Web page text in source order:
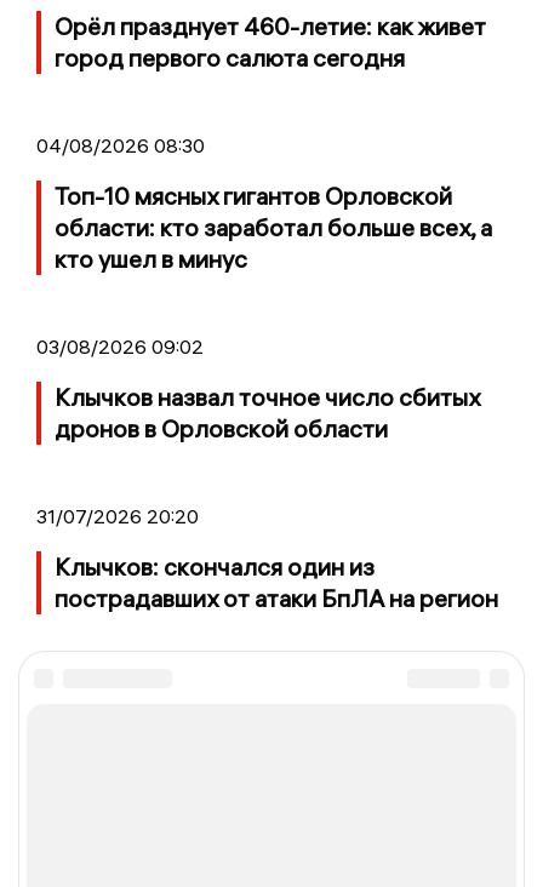
Орёл празднует 460-летие: как живет
город первого салюта сегодня
04/08/2026 08:30
Топ-10 мясных гигантов Орловской
области: кто заработал больше всех, а
кто ушел в минус
03/08/2026 09:02
Клычков назвал точное число сбитых
дронов в Орловской области
31/07/2026 20:20
Клычков: скончался один из
пострадавших от атаки БпЛА на регион